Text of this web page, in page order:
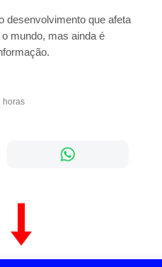
desenvolvimento que afeta
mundo, mas ainda é
horas